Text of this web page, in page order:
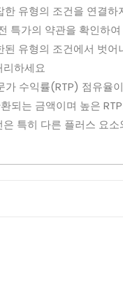
유형의 조건을 연결
특가의 약관을 확인하
유형의 조건에서 벗
리하세요
수익률(RTP) 점유율
되는 금액이며 높은
특히 다른 플러스 요